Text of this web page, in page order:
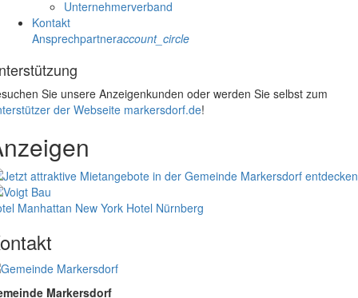
Unternehmerverband
Kontakt
Ansprechpartneraccount_circle
Sie unsere Anzeigenkunden oder werden Sie selbst zum
der Webseite markersdorf.de!
Manhattan New York Hotel Nürnberg
Markersdorf